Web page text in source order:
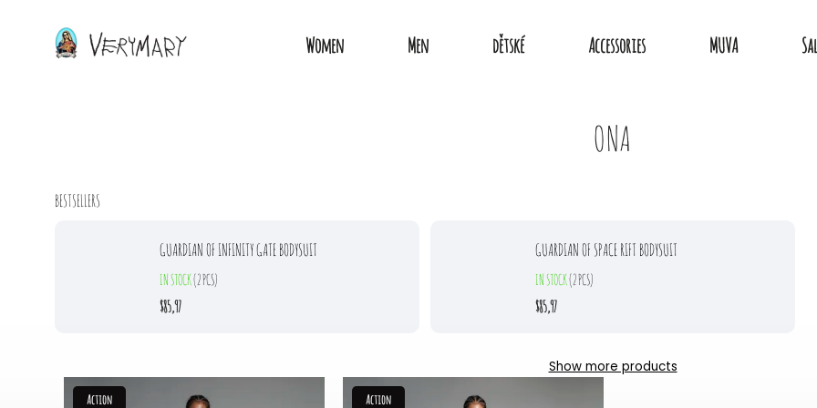
Women Men dětské Accessories MUVA
ONA
BESTSELLERS
GUARDIAN OF INFINITY GATE BODYSUIT
IN STOCK(2 PCS)
$85,97
GUARDIAN OF SPACE RIFT BODYSUIT
IN STOCK(2 PCS)
$85,97
Show more products
Action
Action